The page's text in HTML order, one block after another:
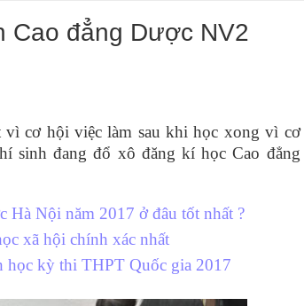
Cao đẳng Dược NV2
vì cơ hội việc làm sau khi học xong vì cơ
sinh đang đổ xô đăng kí học Cao đẳng
Hà Nội năm 2017 ở đâu tốt nhất ?
xã hội chính xác nhất
học kỳ thi THPT Quốc gia 2017